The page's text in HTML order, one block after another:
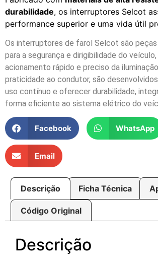
durabilidade, os interruptores Selcot
performance superior e uma vida útil
Os interruptores de farol Selcot são
para a segurança e dirigibilidade do
acionamento rápido e preciso da
praticidade ao condutor, são
uso contínuo e oferecer durabilidade,
forma eficiente ao sistema elétrico do
Facebook WhatsApp
Email
Descrição Ficha Técnica
Código Original
Descrição